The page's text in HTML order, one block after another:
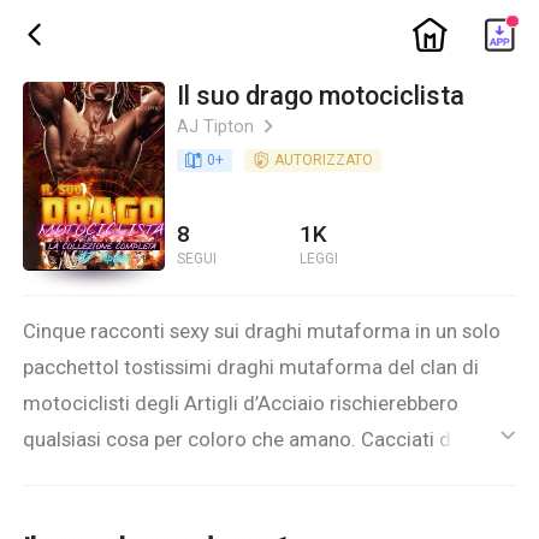
ic_back ic_home
Il suo drago motociclista
AJ Tipton ic_arrow_right
book_age 0+ detail_authorized AUTORIZZATO
8
SEGUI
1K
LEGGI
Cinque racconti sexy sui draghi mutaforma in un solo
pacchettoI tostissimi draghi mutaforma del clan di
motociclisti degli Artigli d’Acciaio rischierebbero
qualsiasi cosa per coloro che amano. Cacciati dai loroic_default